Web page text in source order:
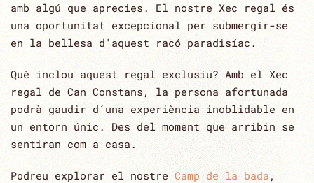
amb algú que aprecies. El nostre Xec regal és
una oportunitat excepcional per submergir-se
en la bellesa d'aquest racó paradisíac.
Què inclou aquest regal exclusiu? Amb el Xec
regal de Can Constans, la persona afortunada
podrà gaudir d´una experiència inoblidable en
un entorn únic. Des del moment que arribin se
sentiran com a casa.
Podreu explorar el nostreCamp de la bada ,